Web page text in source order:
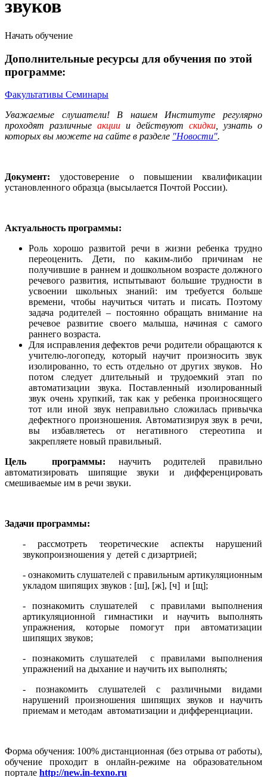
звуков
Начать обучение
Дополнительные ресурсы для обучения по этой
программе:
Факультативы Семинары
Уважаемые слушатели! В нашем Институте регулярно
проходят различныеакции и действуют скидки, узнать о
которых вы можете на сайте в разделе "Новости".
Документ: удостоверение о повышении квалификации
установленного образца (высылается Почтой России).
Актуальность программы:
Роль хорошо развитой речи в жизни ребенка трудно
переоценить. Дети, по каким-либо причинам не
получившие в раннем и дошкольном возрасте должного
речевого развития, испытывают большие трудности в
усвоении школьных знаний: им требуется больше
времени, чтобы научиться читать и писать. Поэтому
задача родителей – постоянно обращать внимание на
речевое развитие своего малыша, начиная с самого
раннего возраста.
Для исправления дефектов речи родители обращаются к
учителю-логопеду, который научит произносить звук
изолированно, то есть отдельно от других звуков. Но
потом следует длительный и трудоемкий этап по
автоматизации звука. Поставленный изолированный
звук очень хрупкий, так как у ребенка произносящего
тот или иной звук неправильно сложилась привычка
дефектного произношения. Автоматизируя звук в речи,
вы избавляетесь от негативного стереотипа и
закрепляете новый правильный.
Цель программы: научить родителей правильно
автоматизировать шипящие звуки и дифференцировать
смешиваемые им в речи звуки.
Задачи программы:
- рассмотреть теоретические аспекты нарушений
звукопроизношения у детей с дизартрией;
- ознакомить слушателей с правильным артикуляционным
укладом шипящих звуков : [ш], [ж], [ч] и [щ];
- познакомить слушателей с правилами выполнения
артикуляционной гимнастики и научить выполнять
упражнения, которые помогут при автоматизации
шипящих звуков;
- познакомить слушателей с правилами выполнения
упражнений на дыхание и научить их выполнять;
- познакомить слушателей с различными видами
нарушений произношения шипящих звуков и научить
приемам и методам автоматизации и дифференциации.
Форма обучения: 100% дистанционная (без отрыва от работы),
обучение проходит в онлайн-режиме на образовательном
портале http://new.in-texno.ru